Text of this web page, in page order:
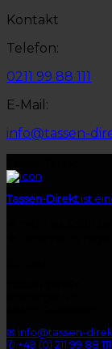
Kontakt
Telefon:
0211 99 88 111
E-Mail:
info@tassen-
Tassen-Direkt ist
✉ info@tassen-
✆ +49 (0) 211 99 88 111